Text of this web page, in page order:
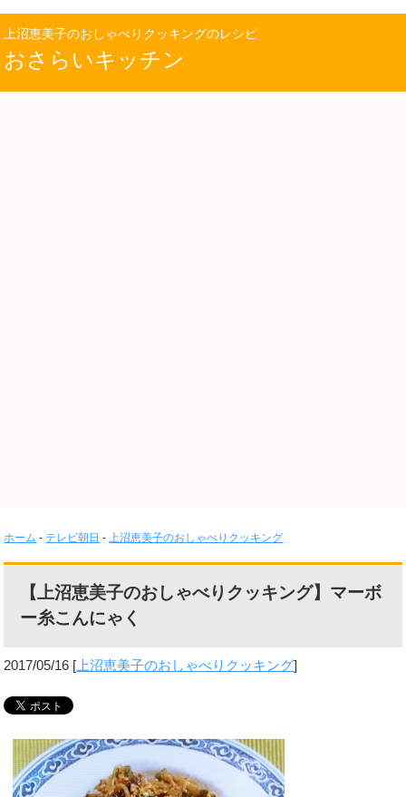
上沼恵美子のおしゃべりクッキングのレシピ
おさらいキッチン
ホーム - テレビ朝日 - 上沼恵美子のおしゃべりクッキング
【上沼恵美子のおしゃべりクッキング】マーボ
ー糸こんにゃく
2017/05/16 [ 上沼恵美子のおしゃべりクッキング]